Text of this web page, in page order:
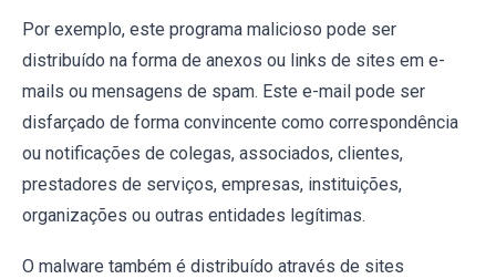
Por exemplo, este programa malicioso pode ser
distribuído na forma de anexos ou links de sites em e-
mails ou mensagens de spam. Este e-mail pode ser
disfarçado de forma convincente como correspondência
ou notificações de colegas, associados, clientes,
prestadores de serviços, empresas, instituições,
organizações ou outras entidades legítimas.
O malware também é distribuído através de sites